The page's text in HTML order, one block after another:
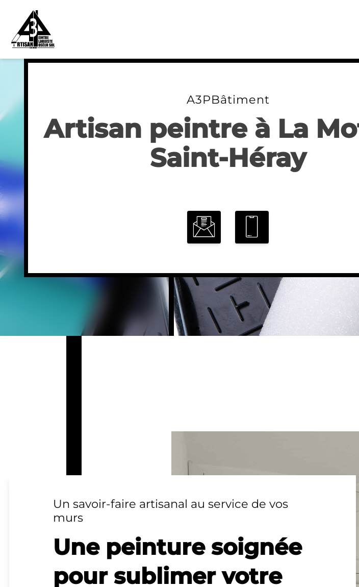
content
A3PBâtiment
Artisan peintre à La
Saint-Héray
Un savoir-faire artisanal au service de vos
murs
Une peinture soignée
pour sublimer votre